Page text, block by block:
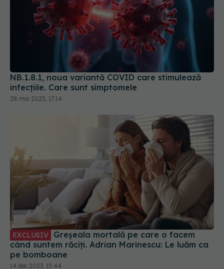
NB.1.8.1, noua variantă COVID care stimulează
infecțiile. Care sunt simptomele
28 mai 2025, 17:14
EXCLUSIV
când suntem răciți. Adrian Marinescu: Le luăm ca
pe bomboane
14 dec 2023, 15:44